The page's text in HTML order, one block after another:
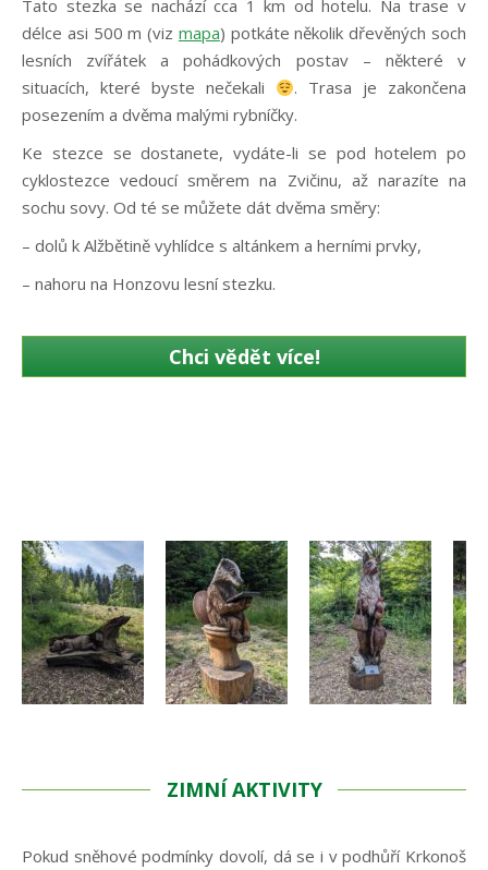
Tato stezka se nachází cca 1 km od hotelu. Na trase v
délce asi 500 m (viz mapa) potkáte několik dřevěných soch
lesních zvířátek a pohádkových postav – některé v
situacích, které byste nečekali
. Trasa je zakončena
posezením a dvěma malými rybníčky.
Ke stezce se dostanete, vydáte-li se pod hotelem po
cyklostezce vedoucí směrem na Zvičinu, až narazíte na
sochu sovy. Od té se můžete dát dvěma směry:
– dolů k Alžbětině vyhlídce s altánkem a herními prvky,
– nahoru na Honzovu lesní stezku.
Chci vědět více!
ZIMNÍ AKTIVITY
Pokud sněhové podmínky dovolí, dá se i v podhůří Krkonoš